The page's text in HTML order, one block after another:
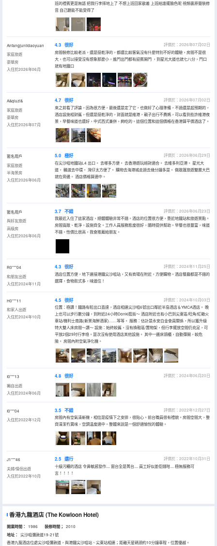
班的禮賓更是無語 把我行李摔地上了 不想上班回家歇着 上班給誰擺臉色呢 視頻裏原聲裝修
音 自己聽能不能受得了
Anfangjunlidaoyuan
家庭旅遊
豪華房
入住於2026年06月
4.3 很好
評價於：2026年07月02日
房間裝修比較老派，還是挺乾淨的，都還比較客氣沒有什麼特別不好的體驗，房間不是很
大，也可以接受沒有想象那麼小，進門出門都有迎賓開門 ，到星光大道也就七八分，門口
就有地鐵口
A&qiuzi&
家庭旅遊
豪華房
入住於2026年07月
4.7 很好
評價於：2026年07月02日
來之前看了評論，因為很方便，最後還是定了它，也做好了心理準備，不過還是超預期的，
酒店設施相對舊，但還是挺乾淨的，對面就是維港，親子出行不費媽，可以看到些許維港夜
景，早餐味道也還好，中式西式兼併，夠吃的。這個位置和這個價格在香港算平價酒店了。
匿名用戶
家庭旅遊
半海景房
入住於2026年06月
5.0 極好
評價於：2026年06月29日
在尖沙咀地鐵站L4 出口。 去哪多方便。 去香港遊玩絕對適合。 去維多利亞港。 星光大
道， 輪渡去中環， 灣仔太方便了。 購物去海港城走過去幾分鐘多是。 做敞篷旅遊雙層大巴
就在旁邊。 酒店價格算適中。
匿名用戶
與好友旅遊
高級房
入住於2026年06月
3.7 不錯
評價於：2026年06月23日
我最近入住了這家酒店，總體體驗非常不錯。酒店的位置很方便，靠近地鐵站和旅遊景點。
房間寬敞、乾淨，設施齊全。工作人員服務態度很好，隨時提供幫助。早餐也很豐富，味道
不錯。性價比很高，我會推薦給朋友。
R0***04
和朋友出遊
入住於2024年11月
4.3 很好
評價於：2024年11月25日
酒店位置方便，地下連接港鐵尖沙咀站，又有商場在附近，方便購物。酒店餐廳都是不錯的
選擇，食物款式多，味道住！
H0***11
和家人出遊
入住於2024年10月
4.5 很好
評價於：2024年10月03日
位置：極讚！鐵路有𨋢出口直達，酒店相連尖沙咀6號出口鄰近半島酒店＆YMCA酒店。 晚
上也可以步行數分鐘，到附近24小時Donki逛街～ 酒店附近也有小巴到尖東區/旺角/紅磡火
車站/機利士南路(新景海鮮酒家)……等等。 服務：估計是永安白金會員關係，所以獲升級
特大雙人床房間～讚～ 設施：始終較舊，沒有換鞋區/置物架，但行李擺放空間仍充足，可
平放2個29吋行李喼。是次沒有使用酒店其他設施。 其中一邊床頭櫃，自動彈開，較危
險。 房間內附空氣淨化機。
I0***13
獨自出遊
入住於2024年06月
4.8 很好 評價於：2024年06月20日
I0***04
入住於2022年12月
3.5 不錯
評價於：2022年12月27日
房間內有空氣清新機，相信是疫情下之安排，很貼心。前台職員很有禮貌。房間空間大，整
齊清潔冇異味，空調温度適中。整體來說是一個舒適愉悅的體驗。
J1***46
夫婦/情侶出遊
入住於2022年10月
2.5 還行
評價於：2022年10月31日
十級污糟的酒店 令鼻敏感發作.... 窗台全是菁台.... 員工好似差佢錢咁.... 極無服務可
言！！！！
香港九龍酒店(The Kowloon Hotel)
開業時間： 1986 装修時間； 2010
地址：
尖沙咀彌敦道19-21號
香港九龍酒店位處尖沙咀彌敦道，與港鐵尖沙咀站、尖東站相連；距離天星碼頭約10分鐘車程，位置優越。